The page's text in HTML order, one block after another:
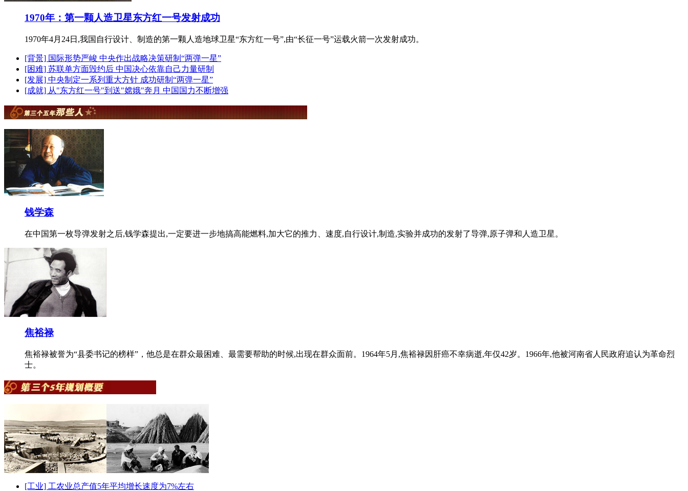
1970年：第一颗人造卫星东方红一号发射成功
1970年4月24日,我国自行设计、制造的第一颗人造地球卫星“东方红一号”,由“长征一号”运载火箭一次发射成功。
[背景] 国际形势严峻 中央作出战略决策研制“两弹一星”
[困难] 苏联单方面毁约后 中国决心依靠自己力量研制
[发展] 中央制定一系列重大方针 成功研制“两弹一星”
[成就] 从"东方红一号"到送"嫦娥"奔月 中国国力不断增强
钱学森
在中国第一枚导弹发射之后,钱学森提出,一定要进一步地搞高能燃料,加大它的推力、速度,自行设计,制造,实验并成功的发射了导弹,原子弹和人造卫星。
焦裕禄
焦裕禄被誉为“县委书记的榜样”，他总是在群众最困难、最需要帮助的时候,出现在群众面前。1964年5月,焦裕禄因肝癌不幸病逝,年仅42岁。1966年,他被河南省人民政府追认为革命烈
士。
[工业] 工农业总产值5年平均增长速度为7%左右